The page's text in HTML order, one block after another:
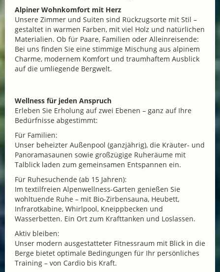
Alpiner Wohnkomfort mit Herz
Unsere Zimmer und Suiten sind Rückzugsorte mit Stil –
gestaltet in warmen Farben, mit viel Holz und natürlichen
Materialien. Ob für Paare, Familien oder Alleinreisende:
Bei uns finden Sie eine stimmige Mischung aus alpinem
Charme, modernem Komfort und traumhaftem Ausblick
auf die umliegende Bergwelt.
Wellness für jeden Anspruch
Erleben Sie Erholung auf zwei Ebenen – ganz auf Ihre
Bedürfnisse abgestimmt:
Für Familien:
Unser beheizter Außenpool (ganzjährig), die Kräuter- und
Panoramasaunen sowie großzügige Ruheräume mit
Talblick laden zum gemeinsamen Entspannen ein.
Für Ruhesuchende (ab 15 Jahren):
Im textilfreien Alpenwellness-Garten genießen Sie
wohltuende Ruhe – mit Bio-Zirbensauna, Heubett,
Infrarotkabine, Whirlpool, Kneippbecken und
Wasserbetten. Ein Ort zum Krafttanken und Loslassen.
Aktiv bleiben:
Unser modern ausgestatteter Fitnessraum mit Blick in die
Berge bietet optimale Bedingungen für Ihr persönliches
Training – von Cardio bis Kraft.